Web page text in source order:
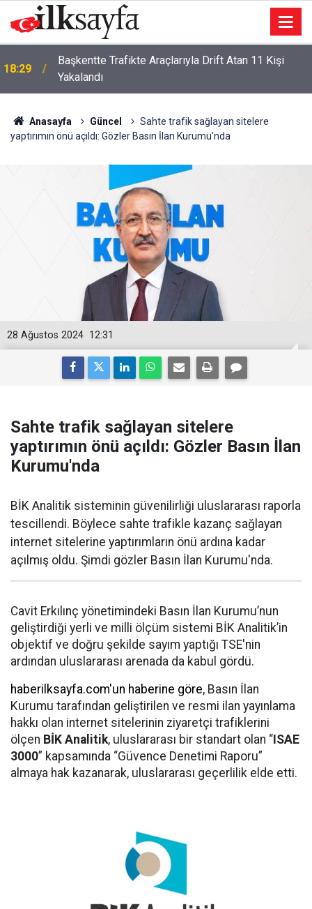
18:29
Başkentte Trafikte Araçlarıyla Drift Atan 11 Kişi
Yakalandı
Anasayfa Güncel
Sahte trafik sağlayan sitelere
yaptırımın önü açıldı: Gözler Basın İlan Kurumu'nda
12:31
28 Ağustos 2024
Sahte trafik sağlayan sitelere
yaptırımın önü açıldı: Gözler Basın İlan
Kurumu'nda
BİK Analitik sisteminin güvenilirliği uluslararası raporla
tescillendi. Böylece sahte trafikle kazanç sağlayan
internet sitelerine yaptırımların önü ardına kadar
açılmış oldu. Şimdi gözler Basın İlan Kurumu'nda.
Cavit Erkılınç yönetimindeki Basın İlan Kurumu’nun
geliştirdiği yerli ve milli ölçüm sistemi BİK Analitik’in
objektif ve doğru şekilde sayım yaptığı TSE'nin
ardından uluslararası arenada da kabul gördü.
haberilksayfa.com'un haberine göre, Basın İlan
Kurumu tarafından geliştirilen ve resmi ilan yayınlama
hakkı olan internet sitelerinin ziyaretçi trafiklerini
ölçen BİK Analitik, uluslararası bir standart olan “ ISAE
3000” kapsamında “Güvence Denetimi Raporu”
almaya hak kazanarak, uluslararası geçerlilik elde etti.